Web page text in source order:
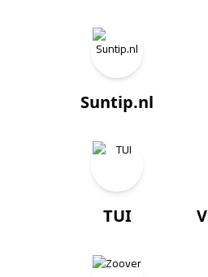
Suntip.nl
TUI